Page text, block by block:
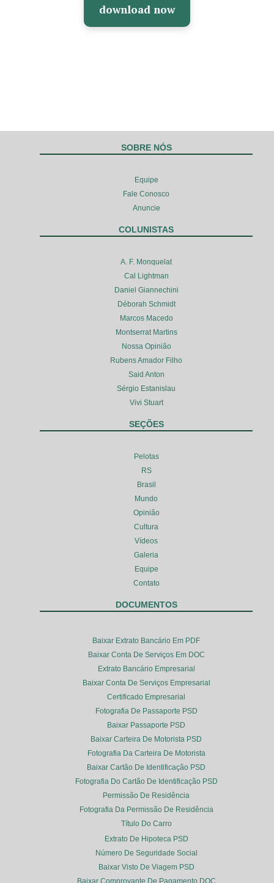
download now
SOBRE NÓS
Equipe
Fale Conosco
Anuncie
COLUNISTAS
A. F. Monquelat
Cal Lightman
Daniel Giannechini
Déborah Schmidt
Marcos Macedo
Montserrat Martins
Nossa Opinião
Rubens Amador Filho
Said Anton
Sérgio Estanislau
Vivi Stuart
SEÇÕES
Pelotas
RS
Brasil
Mundo
Opinião
Cultura
Vídeos
Galeria
Equipe
Contato
DOCUMENTOS
Baixar Extrato Bancário Em PDF
Baixar Conta De Serviços Em DOC
Extrato Bancário Empresarial
Baixar Conta De Serviços Empresarial
Certificado Empresarial
Fotografia De Passaporte PSD
Baixar Passaporte PSD
Baixar Carteira De Motorista PSD
Fotografia Da Carteira De Motorista
Baixar Cartão De Identificação PSD
Fotografia Do Cartão De Identificação PSD
Permissão De Residência
Fotografia Da Permissão De Residência
Título Do Carro
Extrato De Hipoteca PSD
Número De Seguridade Social
Baixar Visto De Viagem PSD